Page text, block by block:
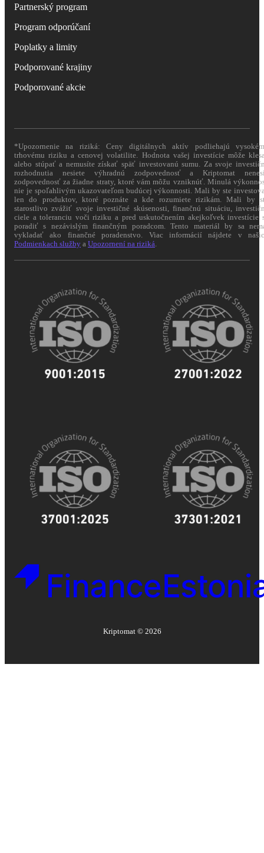
Partnerský program
Program odporúčaní
Poplatky a limity
Podporované krajiny
Podporované akcie
*Upozornenie na riziká: Ceny digitálnych aktív podliehajú
trhovému riziku a cenovej volatilite. Hodnota vašej investície môže
alebo stúpať a nemusíte získať späť investovanú sumu. Za svoje
rozhodnutia nesiete výhradnú zodpovednosť a Kriptomat
zodpovednosť za žiadne straty, ktoré vám môžu vzniknúť. Minulá
nie je spoľahlivým ukazovateľom budúcej výkonnosti. Mali by ste
len do produktov, ktoré poznáte a kde rozumiete rizikám. Mali by
starostlivo zvážiť svoje investičné skúsenosti, finančnú situáciu,
ciele a toleranciu voči riziku a pred uskutočnením akejkoľvek investície
poradiť s nezávislým finančným poradcom. Tento materiál by sa
vykladať ako finančné poradenstvo. Viac informácií nájdete v
Podmienkach služby a Upozornení na riziká
Kriptomat © 2026